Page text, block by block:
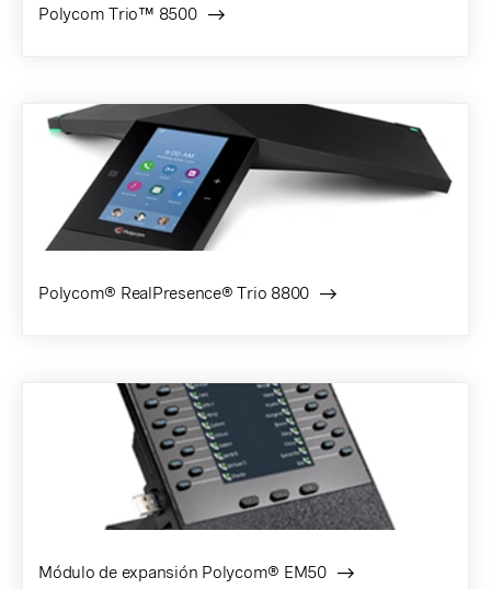
Polycom Trio™ 8500
Polycom® RealPresence® Trio 8800
Módulo de expansión Polycom® EM50